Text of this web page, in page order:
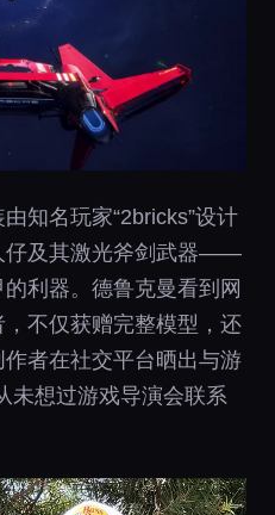
知名玩家“2bricks”设计
仔及其激光斧剑武器——
利器。德鲁克曼看到网
不仅获赠完整模型，还
者在社交平台晒出与游
未想过游戏导演会联系